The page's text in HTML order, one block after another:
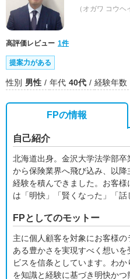
（オガワ コウヘ
高評価レビュー 1件
提案力がある
性別 男性 年代 40代 経験年数
FPの情報
自己紹介
北海道出身。金沢大学法学部
から保険業界へ飛び込み、以
経験を積んできました。お客
は「明快」「賢くなった」「話
FPとしてのモットー
主に個人顧客を対象にお客様
ある豊かさを実現すべく想い
ビスを信条としています。わ
を知識と経験に基づき明快かつ